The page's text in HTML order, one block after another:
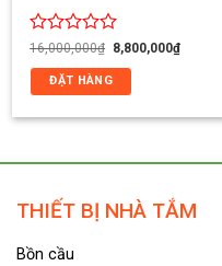
Được
xếp
hạng
0
5
16,000,000₫ Giá
gốc
là:
16,000,000₫.
8,800,000₫Giá
hiện
ĐẶT HÀNG
THIẾT BỊ NHÀ TẮM
Bồn cầu